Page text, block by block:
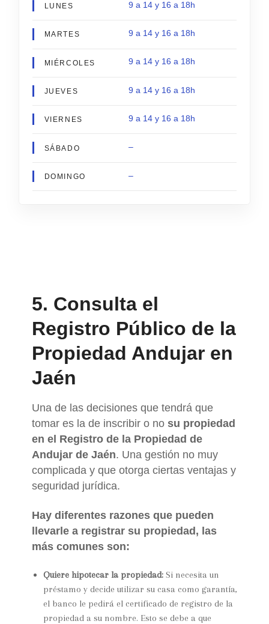
LUNES 9 a 14 y 16 a 18h
MARTES 9 a 14 y 16 a 18h
MIÉRCOLES 9 a 14 y 16 a 18h
JUEVES 9 a 14 y 16 a 18h
VIERNES 9 a 14 y 16 a 18h
SÁBADO –
DOMINGO –
5. Consulta el
Registro Público de la
Propiedad Andujar en
Jaén
Una de las decisiones que tendrá que
tomar es la de inscribir o no su propiedad
en el Registro de la Propiedad de
Andujar de Jaén. Una gestión no muy
complicada y que otorga ciertas ventajas y
seguridad jurídica.
Hay diferentes razones que pueden
llevarle a registrar su propiedad, las
más comunes son:
Quiere hipotecar la propiedad:Si necesita un
préstamo y decide utilizar su casa como garantía,
el banco le pedirá el certificado de registro de la
propiedad a su nombre. Esto se debe a que